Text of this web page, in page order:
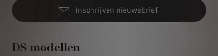
Inschrijven nieuwsbrief
DS modellen